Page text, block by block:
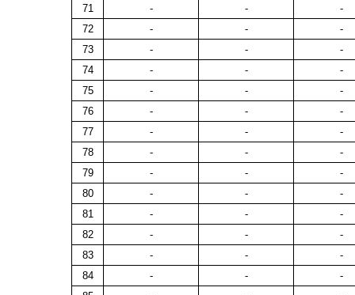
71 - -
-
72
- -
-
73
- -
-
74
- -
-
75
- -
-
76
- -
-
77
- -
-
78
- -
-
79
- -
-
80
- -
-
81
- -
-
82
- -
-
83
- -
-
84
- -
-